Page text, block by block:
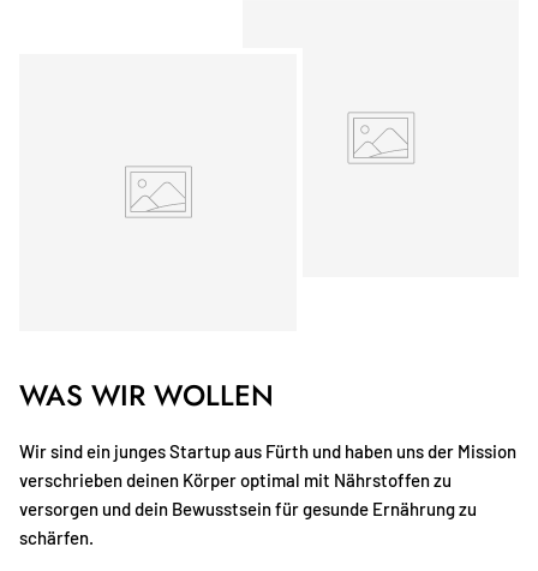
WAS WIR WOLLEN
Wir sind ein junges Startup aus Fürth und haben uns der Mission
verschrieben deinen Körper optimal mit Nährstoffen zu
versorgen und dein Bewusstsein für gesunde Ernährung zu
schärfen.